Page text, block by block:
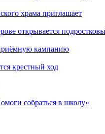
храма приглашает
открывается
кампанию
крестный ход
собраться в школу»